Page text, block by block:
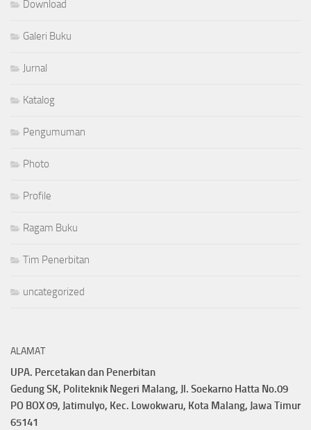
Download
Galeri Buku
Jurnal
Katalog
Pengumuman
Photo
Profile
Ragam Buku
Tim Penerbitan
uncategorized
ALAMAT
UPA. Percetakan dan Penerbitan
Gedung SK, Politeknik Negeri Malang, Jl. Soekarno Hatta No.09
PO BOX 09, Jatimulyo, Kec. Lowokwaru, Kota Malang, Jawa Timur
65141